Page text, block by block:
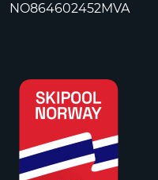
NO864602452MVA